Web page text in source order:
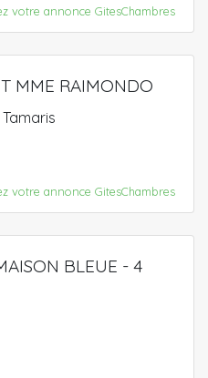
votre annonce GitesChambres
MME RAIMONDO
votre annonce GitesChambres
BLEUE - 4